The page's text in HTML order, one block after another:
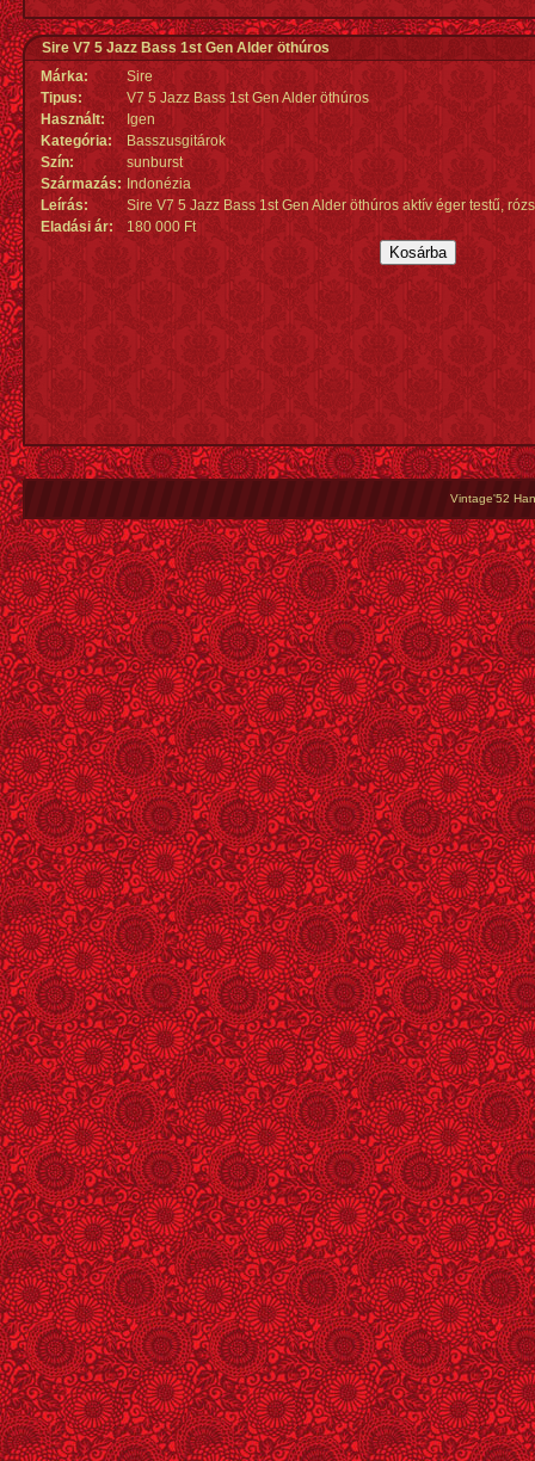
Sire V7 5 Jazz Bass 1st Gen Alder öthúros
Márka:
Sire
Tipus:
V7 5 Jazz Bass 1st Gen Alder öthúros
Használt:
Igen
Kategória:
Basszusgitárok
Szín:
sunburst
Származás: Indonézia
Leírás:
Sire V7 5 Jazz Bass 1st Gen Alder öthúros aktív éger testű,
Eladási ár:
180 000 Ft
Vintage'52